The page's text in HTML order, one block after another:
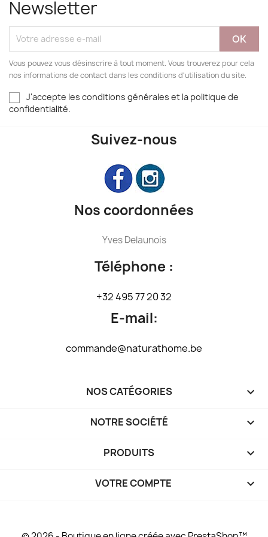
Newsletter
Vous pouvez vous désinscrire à tout moment. Vous trouverez pour cela
nos informations de contact dans les conditions d'utilisation du site.
J'accepte les conditions générales et la politique de
confidentialité.
Suivez-nous
Nos coordonnées
Yves Delaunois
Téléphone :
+32 495 77 20 32
E-mail:
commande@naturathome.be
NOS CATÉGORIES 
NOTRE SOCIÉTÉ 
PRODUITS 
VOTRE COMPTE 